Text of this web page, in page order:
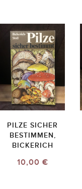
PILZE SICHER
BESTIMMEN,
BICKERICH
10,00 €